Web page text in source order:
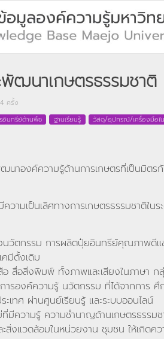
ฒนาเกษตรธรรมชาติ
ครั้ง
อินทรีย์ด้านพืช ฐานเรียนรู้ วัสดุ/อุปกรณ์/เครื่องมือใ
นาองค์ความรู้ด้านการเกษตรที่เป็นมิต
วามเป็นเลิศทางการเกษตรธรรมชาติใน
นวัตกรรม การผลิตปุ๋ยอินทรีย์คุณภาพดีแ
คมีดั้งเดิม
สื่อสิ่งพิมพ์ ทั้งภาพและเสียงในภาษา กลุ่
ารองค์ความรู้ นวัตกรรม ที่ได้จากการ
ะเทศ ผ่านศูนย์เรียนรู้ และระบบออนไลน์
มีความรู้ ความชำนาญด้านเกษตรธรร
สิ่งแวดล้อมในหน่วยงาน ชุมชน ให้เกิดค